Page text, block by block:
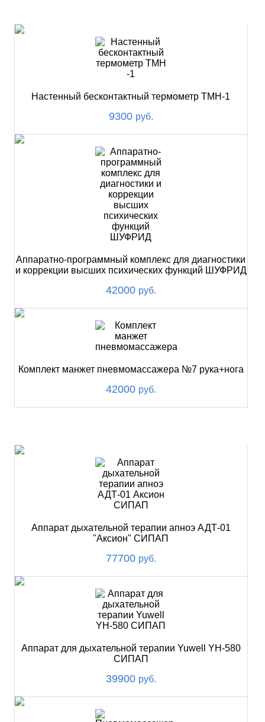
Настенный бесконтактный термометр ТМН-1
9300 руб.
Аппаратно-программный комплекс для диагностики
и коррекции высших психических функций ШУФРИД
42000 руб.
Комплект манжет пневмомассажера №7 рука+нога
42000 руб.
Аппарат дыхательной терапии апноэ АДТ-01
"Аксион" СИПАП
77700 руб.
Аппарат для дыхательной терапии Yuwell YH-580
СИПАП
39900 руб.